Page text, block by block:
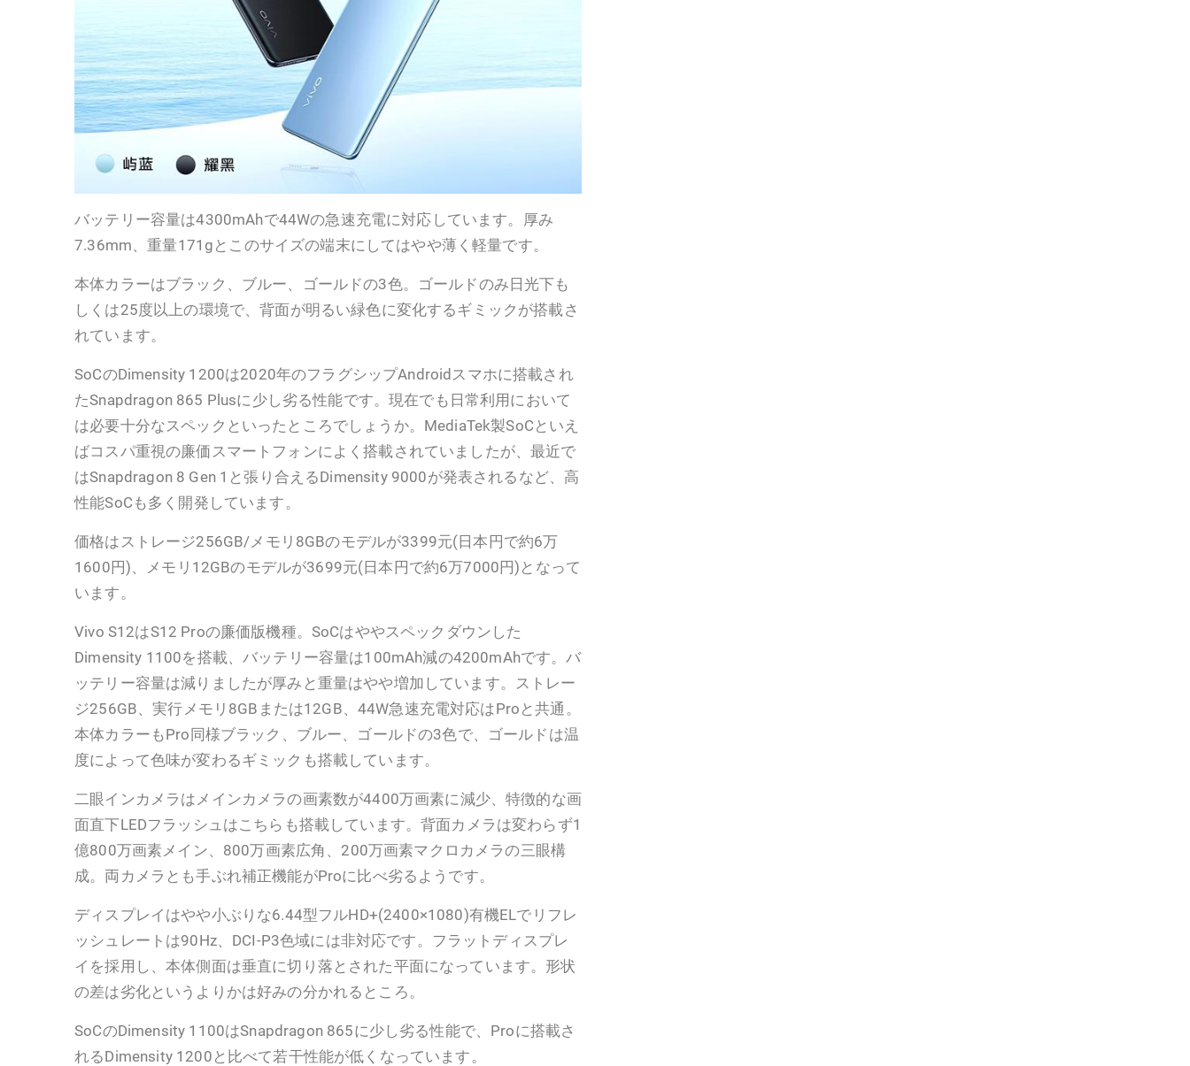
バッテリー容量は4300mAhで44Wの急速充電に対応しています。厚み
7.36mm、重量171gとこのサイズの端末にしてはやや薄く軽量です。
本体カラーはブラック、ブルー、ゴールドの3色。ゴールドのみ日光下も
しくは25度以上の環境で、背面が明るい緑色に変化するギミックが搭載さ
れています。
SoCのDimensity 1200は2020年のフラグシップAndroidスマホに搭載され
たSnapdragon 865 Plusに少し劣る性能です。現在でも日常利用において
は必要十分なスペックといったところでしょうか。MediaTek製SoCといえ
ばコスパ重視の廉価スマートフォンによく搭載されていましたが、最近で
はSnapdragon 8 Gen 1と張り合えるDimensity 9000が発表されるなど、高
性能SoCも多く開発しています。
価格はストレージ256GB/メモリ8GBのモデルが3399元(日本円で約6万
1600円)、メモリ12GBのモデルが3699元(日本円で約6万7000円)となって
います。
Vivo S12はS12 Proの廉価版機種。SoCはややスペックダウンした
Dimensity 1100を搭載、バッテリー容量は100mAh減の4200mAhです。バ
ッテリー容量は減りましたが厚みと重量はやや増加しています。ストレー
ジ256GB、実行メモリ8GBまたは12GB、44W急速充電対応はProと共通。
本体カラーもPro同様ブラック、ブルー、ゴールドの3色で、ゴールドは温
度によって色味が変わるギミックも搭載しています。
二眼インカメラはメインカメラの画素数が4400万画素に減少、特徴的な画
面直下LEDフラッシュはこちらも搭載しています。背面カメラは変わらず1
億800万画素メイン、800万画素広角、200万画素マクロカメラの三眼構
成。両カメラとも手ぶれ補正機能がProに比べ劣るようです。
ディスプレイはやや小ぶりな6.44型フルHD+(2400×1080)有機ELでリフレ
ッシュレートは90Hz、DCI-P3色域には非対応です。フラットディスプレ
イを採用し、本体側面は垂直に切り落とされた平面になっています。形状
の差は劣化というよりかは好みの分かれるところ。
SoCのDimensity 1100はSnapdragon 865に少し劣る性能で、Proに搭載さ
れるDimensity 1200と比べて若干性能が低くなっています。